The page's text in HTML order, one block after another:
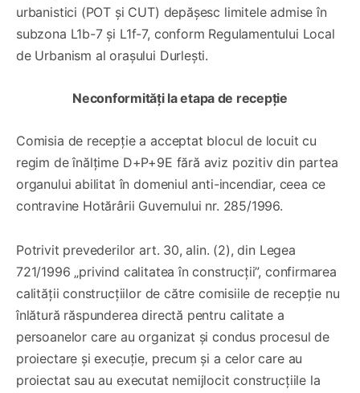
urbanistici (POT și CUT) depășesc limitele admise în
subzona L1b-7 și L1f-7, conform Regulamentului Local
de Urbanism al orașului Durlești.
Neconformități la etapa de recepție
Comisia de recepție a acceptat blocul de locuit cu
regim de înălțime D+P+9E fără aviz pozitiv din partea
organului abilitat în domeniul anti-incendiar, ceea ce
contravine Hotărârii Guvernului nr. 285/1996.
Potrivit prevederilor art. 30, alin. (2), din Legea
721/1996 „privind calitatea în construcții”, confirmarea
calității construcțiilor de către comisiile de recepție nu
înlătură răspunderea directă pentru calitate a
persoanelor care au organizat și condus procesul de
proiectare și execuție, precum și a celor care au
proiectat sau au executat nemijlocit construcțiile la